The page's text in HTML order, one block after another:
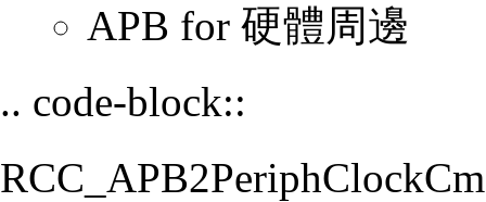
APB for 硬體周邊
.. code-block::